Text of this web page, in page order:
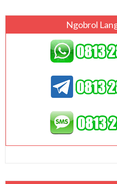
Ngobrol